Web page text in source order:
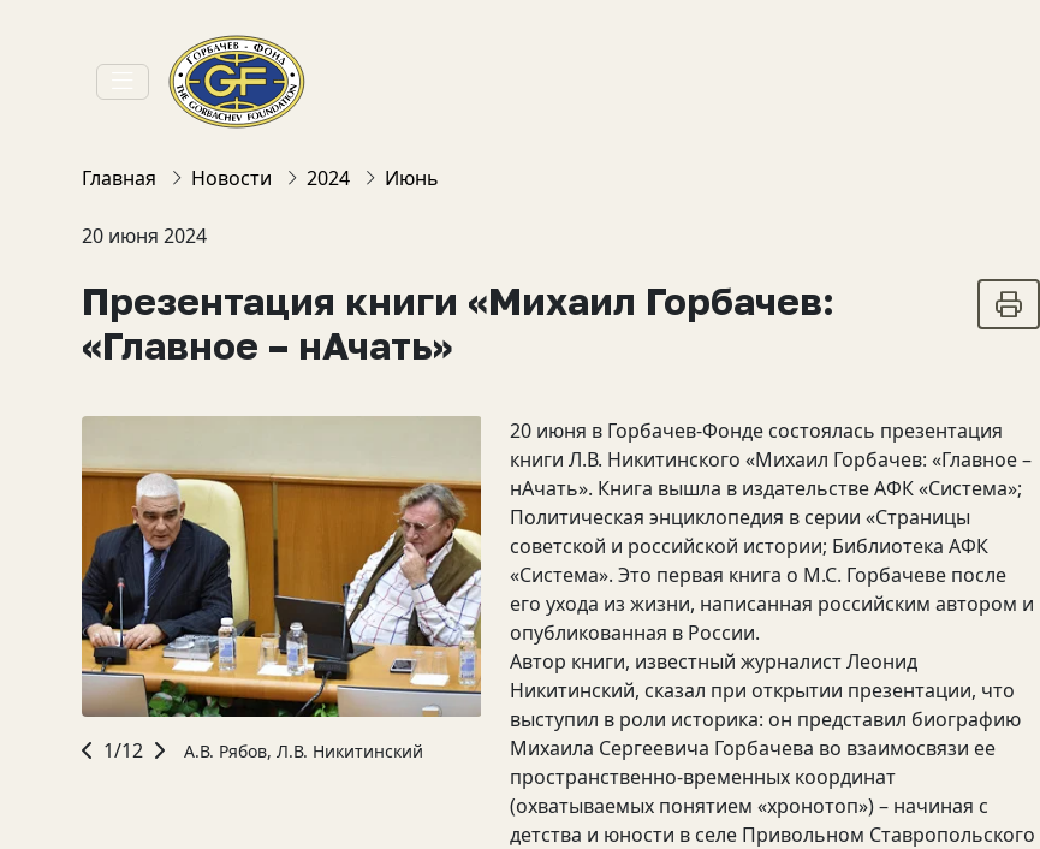
Главная Новости 2024 Июнь
20 июня 2024
Презентация книги «Михаил Горбачев:
«Главное – нАчать»
1/12 А.В. Рябов, Л.В. Никитинский
20 июня в Горбачев-Фонде состоялась презентация
книги Л.В. Никитинского «Михаил Горбачев: «Главное –
нАчать». Книга вышла в издательстве АФК «Система»;
Политическая энциклопедия в серии «Страницы
советской и российской истории; Библиотека АФК
«Система». Это первая книга о М.С. Горбачеве после
его ухода из жизни, написанная российским автором и
опубликованная в России.
Автор книги, известный журналист Леонид
Никитинский, сказал при открытии презентации, что
выступил в роли историка: он представил биографию
Михаила Сергеевича Горбачева во взаимосвязи ее
пространственно-временных координат
(охватываемых понятием «хронотоп») – начиная с
детства и юности в селе Привольном Ставропольского